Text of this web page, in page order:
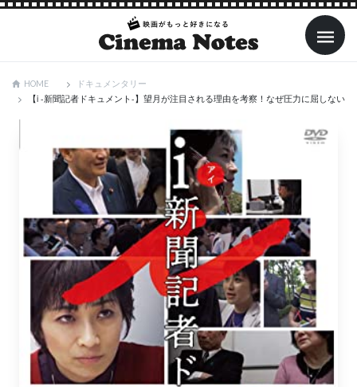
HOME
ドキュメンタリー
【i -新聞記者ドキュメント-】望月が注目される理由を考察！なぜ圧力に屈しない